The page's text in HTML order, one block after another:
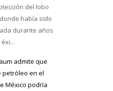
del lobo
había sido
durante años
admite que
petróleo en el
México podría